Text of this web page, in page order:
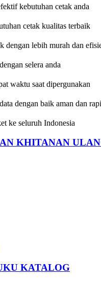
kebutuhan cetak anda
cetak kualitas terbaik
dengan lebih murah dan
selera anda
waktu saat dipergunakan
dengan baik aman dan rapi
ke seluruh Indonesia
KHITANAN
KATALOG